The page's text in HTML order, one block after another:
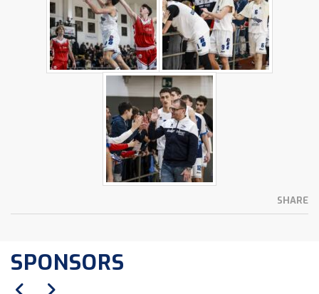
SHARE
SPONSORS